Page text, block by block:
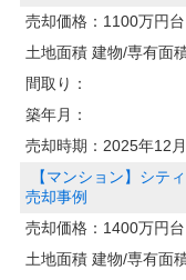
売却価格： 1100万円台
土地面積 建物/専有面
間取り：
築年月：
売却時期： 2025年12月
【マンション】シテ
売却事例
売却価格： 1400万円台
土地面積 建物/専有面